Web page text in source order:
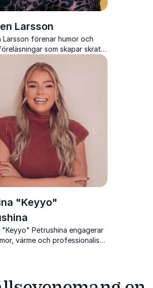
Larsson
Larsson förenar humor och
som skapar skratt,
starkare arbetsplatser
"Keyyo"
"Keyyo" Petrushina engagerar
värme och professionalism